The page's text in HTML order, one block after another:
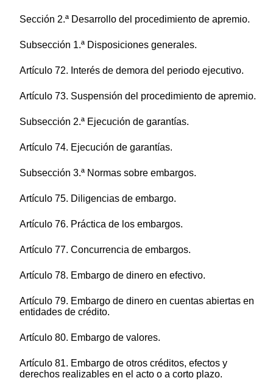
Sección 2.ª Desarrollo del procedimiento de apremio.
Subsección 1.ª Disposiciones generales.
Artículo 72. Interés de demora del periodo ejecutivo.
Artículo 73. Suspensión del procedimiento de apremio.
Subsección 2.ª Ejecución de garantías.
Artículo 74. Ejecución de garantías.
Subsección 3.ª Normas sobre embargos.
Artículo 75. Diligencias de embargo.
Artículo 76. Práctica de los embargos.
Artículo 77. Concurrencia de embargos.
Artículo 78. Embargo de dinero en efectivo.
Artículo 79. Embargo de dinero en cuentas abiertas en
entidades de crédito.
Artículo 80. Embargo de valores.
Artículo 81. Embargo de otros créditos, efectos y
derechos realizables en el acto o a corto plazo.